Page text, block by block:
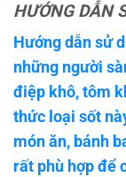
HƯỚNG DẪN
Hướng dẫn sử
những người
điệp khô, tôm
thức loại sốt
món ăn, bánh
rất phù hợp để